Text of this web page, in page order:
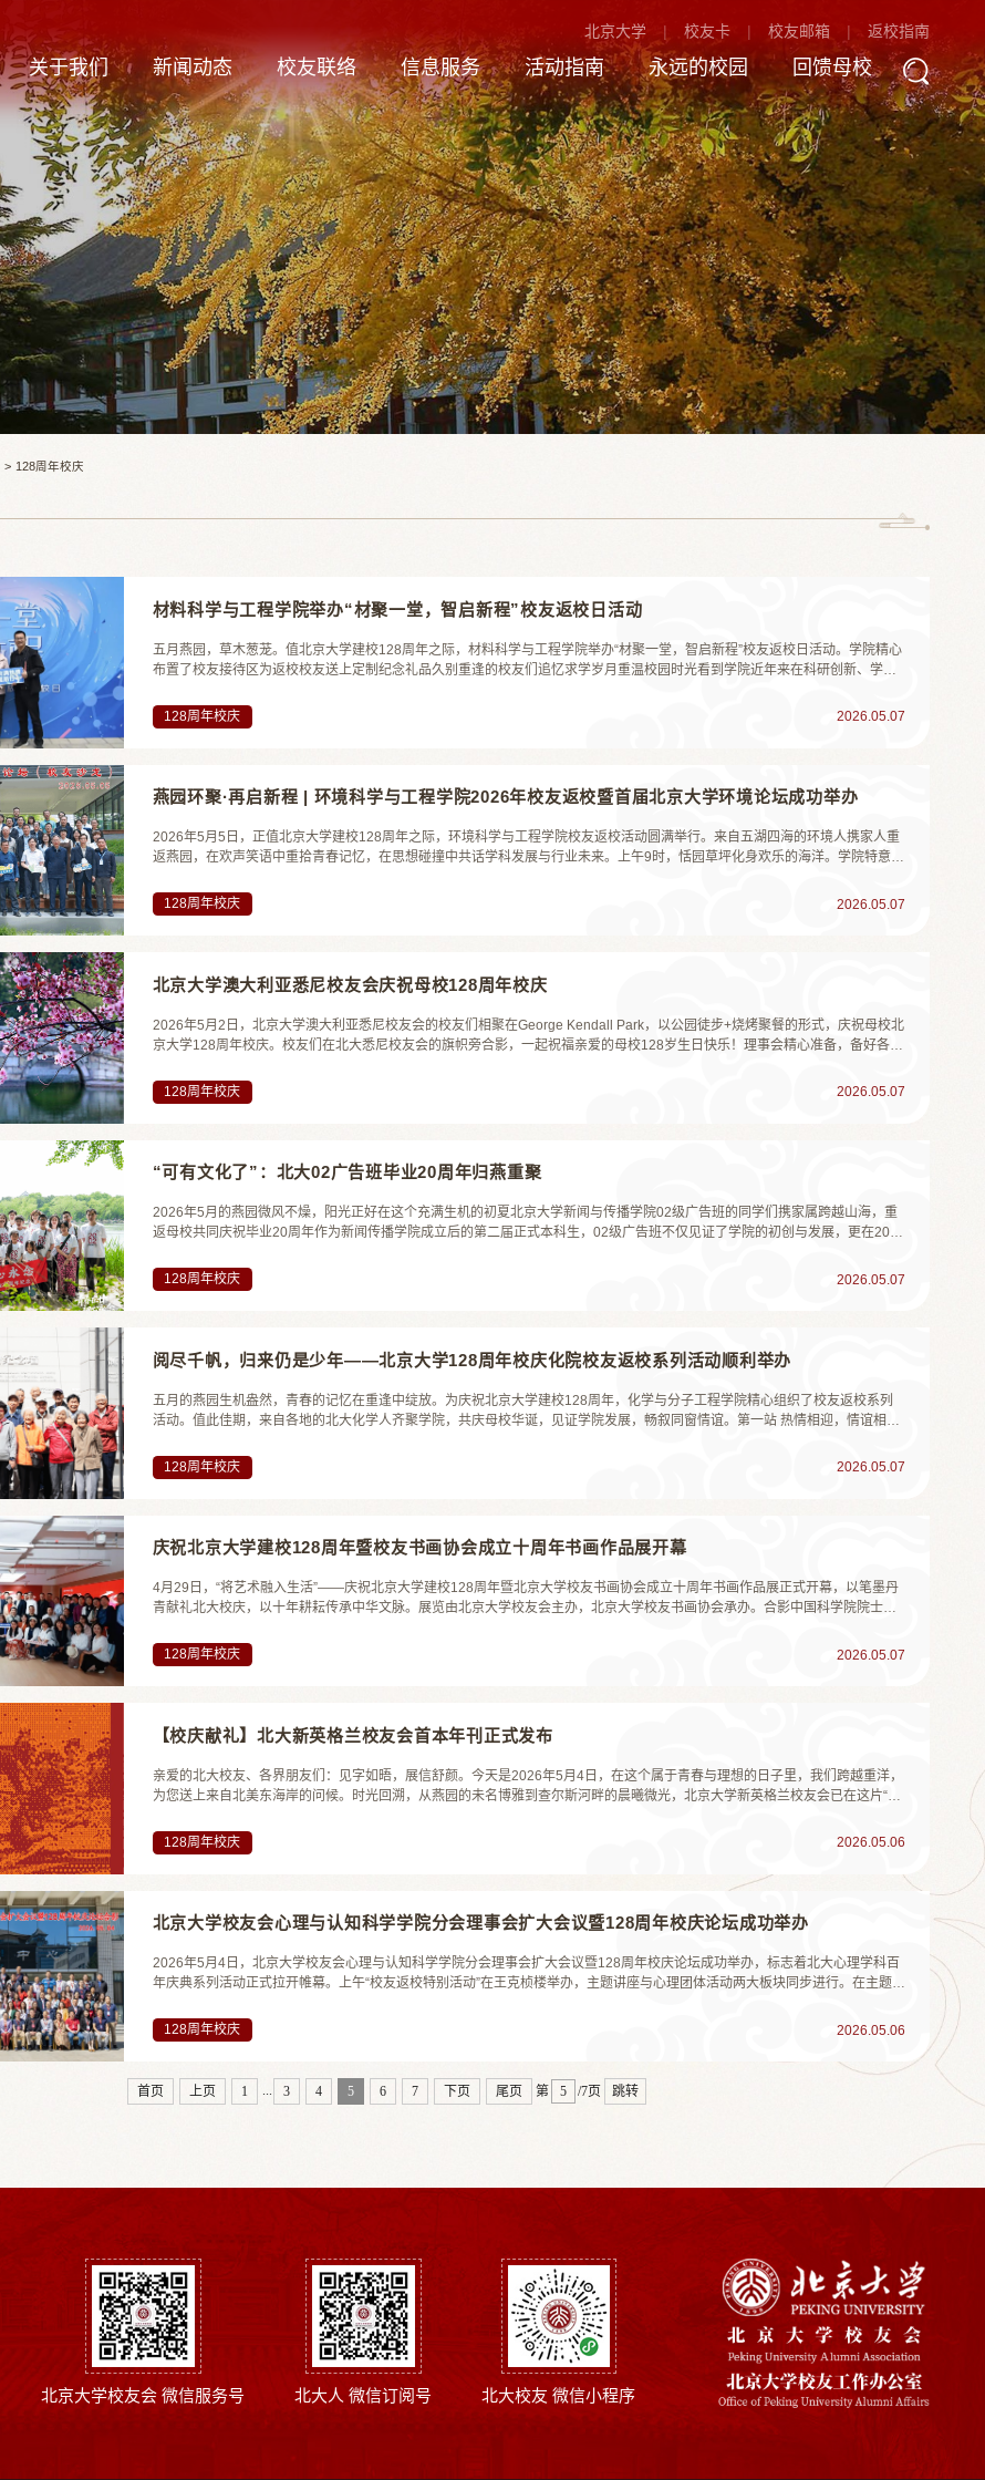
北京大学 校友卡 校友邮箱 返校指南
关于我们 新闻动态 校友联络 信息服务 活动指南 永远的校园 回馈母校
> 128周年校庆
材料科学与工程学院举办“材聚一堂，智启新程”校友返校日活动
五月燕园，草木葱茏。值北京大学建校128周年之际，材料科学与工程学院举办“材聚一堂，智启新程”校友返校日活动。学院精心
布置了校友接待区为返校校友送上定制纪念礼品久别重逢的校友们追忆求学岁月重温校园时光看到学院近年来在科研创新、学科
持，表示校友是学院最宝贵的财富，期盼大家常回母校看看，继续为学院与母校的发展贡献智慧与力量。...
128周年校庆 2026.05.07
燕园环聚·再启新程 | 环境科学与工程学院2026年校友返校暨首届北京大学环境论坛成功举办
2026年5月5日，正值北京大学建校128周年之际，环境科学与工程学院校友返校活动圆满举行。来自五湖四海的环境人携家人重
返燕园，在欢声笑语中重拾青春记忆，在思想碰撞中共话学科发展与行业未来。上午9时，恬园草坪化身欢乐的海洋。学院特意为
仅拉近了亲子距离，更让“环二代”们亲身感受了燕园的生机与活力。10时，...
128周年校庆 2026.05.07
北京大学澳大利亚悉尼校友会庆祝母校128周年校庆
2026年5月2日，北京大学澳大利亚悉尼校友会的校友们相聚在George Kendall Park，以公园徒步+烧烤聚餐的形式，庆祝母校北
京大学128周年校庆。校友们在北大悉尼校友会的旗帜旁合影，一起祝福亲爱的母校128岁生日快乐！理事会精心准备，备好各样
加入悉尼校友会的新会员以及初次参加活动的新校友。新老校友以及家属孩子们欢聚一堂，...
128周年校庆 2026.05.07
“可有文化了”：北大02广告班毕业20周年归燕重聚
2026年5月的燕园微风不燥，阳光正好在这个充满生机的初夏北京大学新闻与传播学院02级广告班的同学们携家属跨越山海，重
返母校共同庆祝毕业20周年作为新闻传播学院成立后的第二届正式本科生，02级广告班不仅见证了学院的初创与发展，更在20年
聚，没有KPI的汇报，没有估值的攀比，只有关于青春、成长与未来的真诚“...
128周年校庆 2026.05.07
阅尽千帆，归来仍是少年——北京大学128周年校庆化院校友返校系列活动顺利举办
五月的燕园生机盎然，青春的记忆在重逢中绽放。为庆祝北京大学建校128周年，化学与分子工程学院精心组织了校友返校系列
活动。值此佳期，来自各地的北大化学人齐聚学院，共庆母校华诞，见证学院发展，畅叙同窗情谊。第一站 热情相迎，情谊相系
返校校友赠送了精心准备的学院特色文创礼品，包含文件夹、冰箱贴等兼具实用性与纪念意义的物品。...
128周年校庆 2026.05.07
庆祝北京大学建校128周年暨校友书画协会成立十周年书画作品展开幕
4月29日，“将艺术融入生活”——庆祝北京大学建校128周年暨北京大学校友书画协会成立十周年书画作品展正式开幕，以笔墨丹
青献礼北大校庆，以十年耕耘传承中华文脉。展览由北京大学校友会主办，北京大学校友书画协会承办。合影中国科学院院士、
凤，原常务副校长吴志攀、柯杨，校务委员会副主任、北京大学校友会常务副会长叶静漪，...
128周年校庆 2026.05.07
【校庆献礼】北大新英格兰校友会首本年刊正式发布
亲爱的北大校友、各界朋友们：见字如晤，展信舒颜。今天是2026年5月4日，在这个属于青春与理想的日子里，我们跨越重洋，
为您送上来自北美东海岸的问候。时光回溯，从燕园的未名博雅到查尔斯河畔的晨曦微光，北京大学新英格兰校友会已在这片“山
写，再激荡的岁月终将归于沉寂。因此，我们选择在今天——五四校庆这个特殊节点，...
128周年校庆 2026.05.06
北京大学校友会心理与认知科学学院分会理事会扩大会议暨128周年校庆论坛成功举办
2026年5月4日，北京大学校友会心理与认知科学学院分会理事会扩大会议暨128周年校庆论坛成功举办，标志着北大心理学科百
年庆典系列活动正式拉开帷幕。上午“校友返校特别活动”在王克桢楼举办，主题讲座与心理团体活动两大板块同步进行。在主题讲
从基础科学到心理免疫提升》为题，深入浅出地解析了心理韧性的生物学与心理学机制；...
128周年校庆 2026.05.06
首页 上页 1 ... 3 4 5 6 7 下页 尾页 第 /7页 跳转
北京大学校友会 微信服务号 北大人 微信订阅号 北大校友 微信小程序